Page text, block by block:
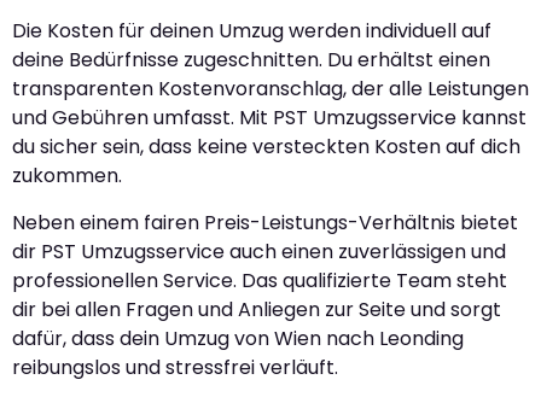
Die Kosten für deinen Umzug werden individuell auf
deine Bedürfnisse zugeschnitten. Du erhältst einen
transparenten Kostenvoranschlag, der alle Leistungen
und Gebühren umfasst. Mit PST Umzugsservice kannst
du sicher sein, dass keine versteckten Kosten auf dich
zukommen.
Neben einem fairen Preis-Leistungs-Verhältnis bietet
dir PST Umzugsservice auch einen zuverlässigen und
professionellen Service. Das qualifizierte Team steht
dir bei allen Fragen und Anliegen zur Seite und sorgt
dafür, dass dein Umzug von Wien nach Leonding
reibungslos und stressfrei verläuft.